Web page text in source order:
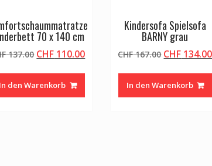
70 x 140 cm
137.00 Ursprünglicher
war:
CHF 137.00
CHF 110.00Aktueller
CHF 110.00.
In den Warenkorb
Kindersofa Spielsofa
BARNY grau
CHF167.00
war:
CHF 167.00
CHF 134.00
In den Warenkorb